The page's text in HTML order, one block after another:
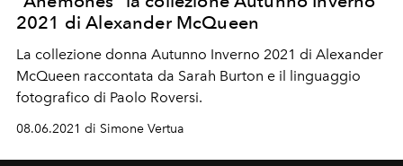
2021 di Alexander McQueen
La collezione donna Autunno Inverno 2021 di Alexander
McQueen raccontata da Sarah Burton e il linguaggio
fotografico di Paolo Roversi.
08.06.2021 di Simone Vertua